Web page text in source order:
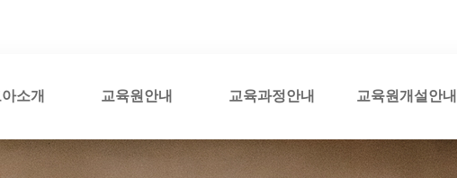
소개 교육원안내 교육과정안내 교육원개설안내